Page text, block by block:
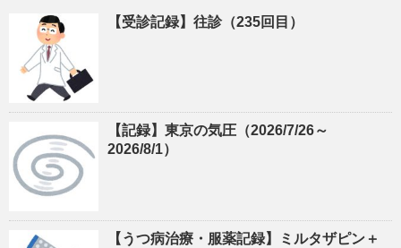
【受診記録】往診（235回目）
【記録】東京の気圧（2026/7/26～
2026/8/1）
【うつ病治療・服薬記録】ミルタザピン＋